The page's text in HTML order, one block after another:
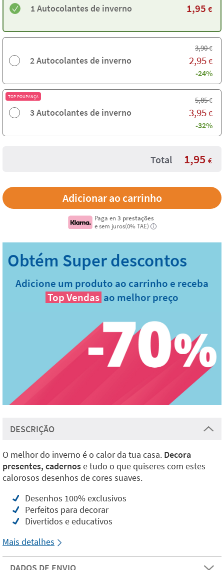
1 Autocolantes de inverno 1,95 €
2 Autocolantes de inverno
3,90€
2,95 €
-24%
TOP POUPANÇA
3 Autocolantes de inverno
5,85€
3,95 €
-32%
Total 1,95 €
Paga en3 prestações
e sem juros(0% TAE)
i
Adicione um produto ao carrinho e receba
Top Vendas ao melhor preço
DESCRIÇÃO
O melhor do inverno é o calor da tua casa. Decora
presentes, cadernose tudo o que quiseres com estes
calorosos desenhos de cores suaves.
Desenhos 100% exclusivos
Perfeitos para decorar
Divertidos e educativos
Mais detalhes
DADOS DE ENVIO